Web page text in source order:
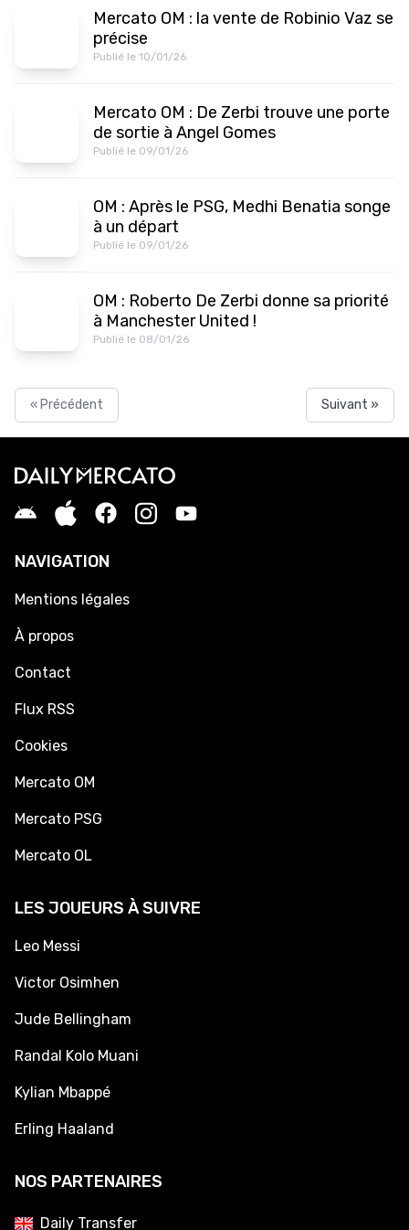
Mercato OM : la vente de Robinio Vaz se
précise
Publié le 10/01/26
Mercato OM : De Zerbi trouve une porte
de sortie à Angel Gomes
Publié le 09/01/26
OM : Après le PSG, Medhi Benatia songe
à un départ
Publié le 09/01/26
OM : Roberto De Zerbi donne sa priorité
à Manchester United !
Publié le 08/01/26
« Précédent Suivant »
NAVIGATION
Mentions légales
À propos
Contact
Flux RSS
Cookies
Mercato OM
Mercato PSG
Mercato OL
LES JOUEURS À SUIVRE
Leo Messi
Victor Osimhen
Jude Bellingham
Randal Kolo Muani
Kylian Mbappé
Erling Haaland
NOS PARTENAIRES
Daily Transfer